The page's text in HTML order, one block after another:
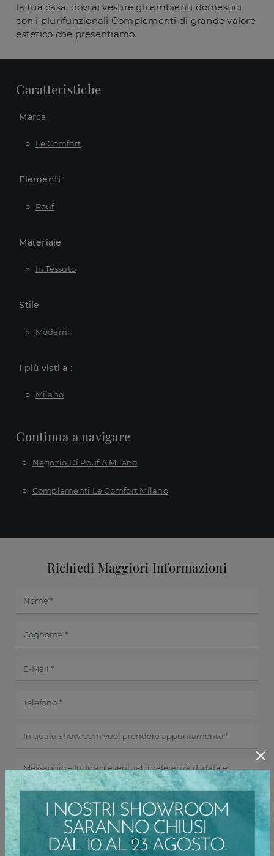
la tua casa, dovrai vestire gli ambienti domestici
con i plurifunzionali Complementi di grande valore
estetico che presentiamo.
Caratteristiche
Marca
Le Comfort
Elementi
Pouf
Materiale
In Tessuto
Stile
Moderni
I più visti a :
Milano
Continua a navigare
Negozio Di Pouf A Milano
Complementi Le Comfort Milano
Richiedi Maggiori Informazioni
Ho preso visione dellaPrivacy Policy